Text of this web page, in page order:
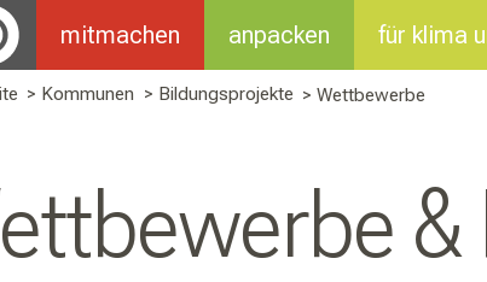
mitmachen anpacken für klima
> Kommunen > Bildungsprojekte > Wettbewerbe
&